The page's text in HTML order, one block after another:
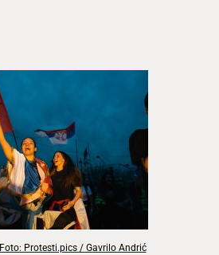
Foto: Protesti.pics / Gavrilo Andrić